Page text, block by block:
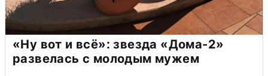
«Ну вот и всё»: звезда «Дома-2»
развелась с молодым мужем